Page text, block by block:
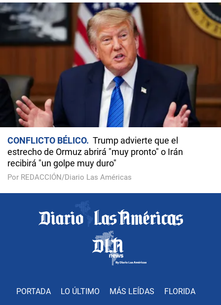
CONFLICTO BÉLICO
Trump advierte que el
estrecho de Ormuz abrirá "muy pronto" o Irán
recibirá "un golpe muy duro"
Por REDACCIÓN/Diario Las Américas
PORTADA LO ÚLTIMO MÁS LEÍDAS FLORIDA